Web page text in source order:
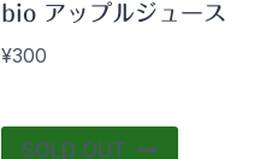
bio アップルジュース
¥300
SOLD OUT